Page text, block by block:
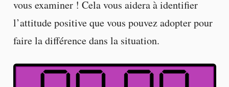
vous examiner ! Cela vous aidera à identifier
l’attitude positive que vous pouvez adopter pour
faire la différence dans la situation.